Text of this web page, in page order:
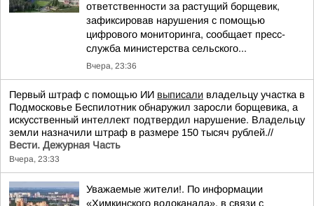
ответственности за растущий борщевик,
зафиксировав нарушения с помощью
цифрового мониторинга, сообщает пресс-
служба министерства сельского...
Вчера, 23:36
Первый штраф с помощью ИИ выписали владельцу участка в
Подмосковье Беспилотник обнаружил заросли борщевика, а
искусственный интеллект подтвердил нарушение. Владельцу
земли назначили штраф в размере 150 тысяч рублей.//
Вести. Дежурная Часть
Вчера, 23:33
Уважаемые жители!. По информации
«Химкинского водоканала», в связи с